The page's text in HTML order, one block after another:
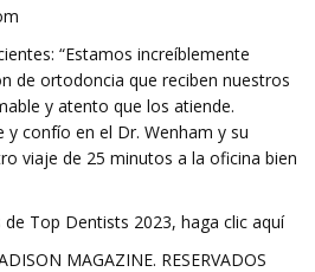
“Estamos increíblemente
de ortodoncia que reciben nuestros
y atento que los atiende.
confío en el Dr. Wenham y su
viaje de 25 minutos a la oficina bien
Top Dentists 2023, haga clic aquí
MAGAZINE. RESERVADOS